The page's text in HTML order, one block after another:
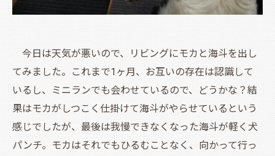
今日は天気が悪いので、リビングにモカと海斗を出し
てみました。これまで1ヶ月、お互いの存在は認識して
いるし、ミニランでも会わせているので、どうかな？結
果はモカがしつこく仕掛けて海斗がやらせているという
感じでしたが、最後は我慢できなくなった海斗が軽く犬
パンチ。モカはそれでもひるむことなく、向かって行っ